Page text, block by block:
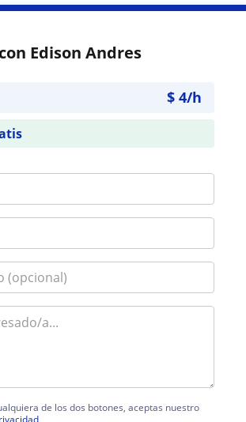
Edison Andres
$ 4/h
de los dos botones, aceptas nuestro